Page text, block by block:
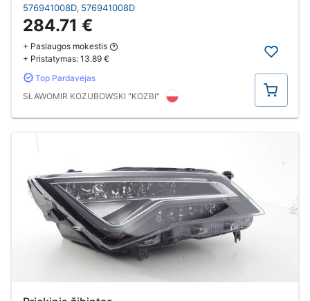
576941008D, 576941008D
284.71 €
+ Paslaugos mokestis
+ Pristatymas: 13.89 €
Top Pardavėjas
SŁAWOMIR KOZUBOWSKI "KOZBI"
Pirkti